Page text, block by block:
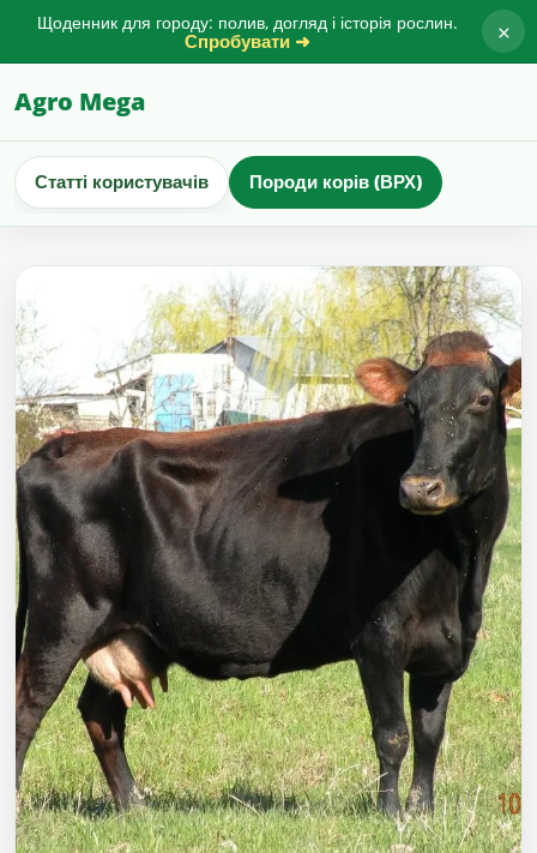
Щоденник для городу: полив, догляд і історія рослин.
Спробувати ➜ ×
Agro Mega
Статті користувачів Породи корів (ВРХ)